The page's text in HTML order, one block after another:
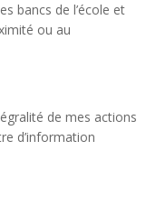
bancs de l’école et
ou au
de mes actions
d’information